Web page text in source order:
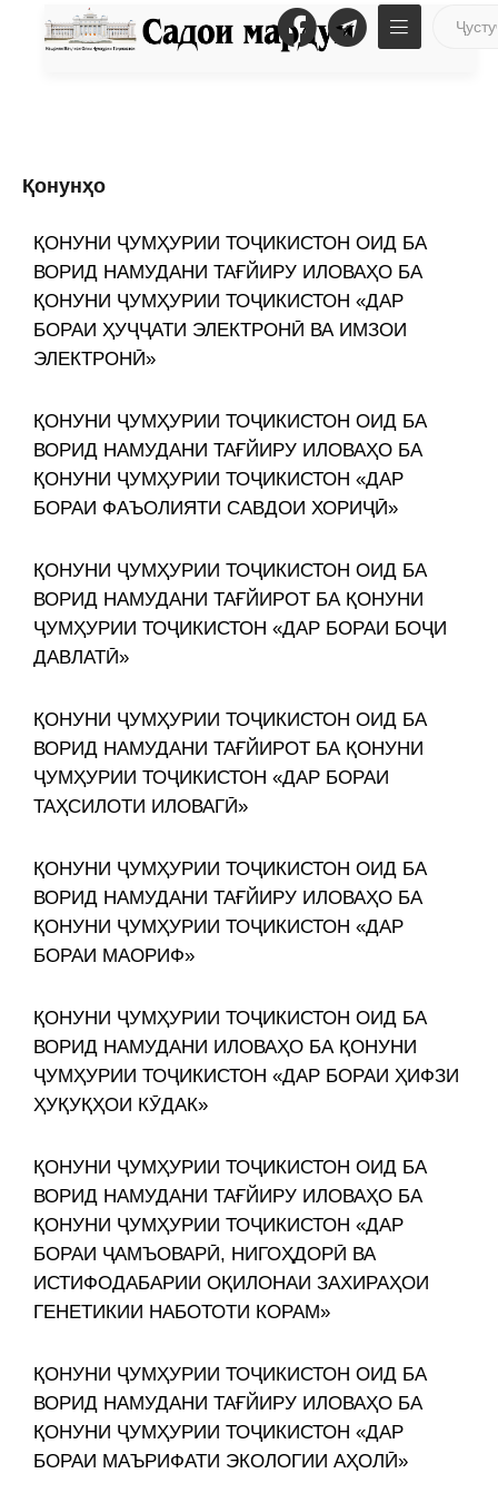
Қонунҳо
ҚОНУНИ ҶУМҲУРИИ ТОҶИКИСТОН ОИД БА
ВОРИД НАМУДАНИ ТАҒЙИРУ ИЛОВАҲО БА
ҚОНУНИ ҶУМҲУРИИ ТОҶИКИСТОН «ДАР
БОРАИ ҲУҶҶАТИ ЭЛЕКТРОНӢ ВА ИМЗОИ
ЭЛЕКТРОНӢ»
ҚОНУНИ ҶУМҲУРИИ ТОҶИКИСТОН ОИД БА
ВОРИД НАМУДАНИ ТАҒЙИРУ ИЛОВАҲО БА
ҚОНУНИ ҶУМҲУРИИ ТОҶИКИСТОН «ДАР
БОРАИ ФАЪОЛИЯТИ САВДОИ ХОРИҶӢ»
ҚОНУНИ ҶУМҲУРИИ ТОҶИКИСТОН ОИД БА
ВОРИД НАМУДАНИ ТАҒЙИРОТ БА ҚОНУНИ
ҶУМҲУРИИ ТОҶИКИСТОН «ДАР БОРАИ БОҶИ
ДАВЛАТӢ»
ҚОНУНИ ҶУМҲУРИИ ТОҶИКИСТОН ОИД БА
ВОРИД НАМУДАНИ ТАҒЙИРОТ БА ҚОНУНИ
ҶУМҲУРИИ ТОҶИКИСТОН «ДАР БОРАИ
ТАҲСИЛОТИ ИЛОВАГӢ»
ҚОНУНИ ҶУМҲУРИИ ТОҶИКИСТОН ОИД БА
ВОРИД НАМУДАНИ ТАҒЙИРУ ИЛОВАҲО БА
ҚОНУНИ ҶУМҲУРИИ ТОҶИКИСТОН «ДАР
БОРАИ МАОРИФ»
ҚОНУНИ ҶУМҲУРИИ ТОҶИКИСТОН ОИД БА
ВОРИД НАМУДАНИ ИЛОВАҲО БА ҚОНУНИ
ҶУМҲУРИИ ТОҶИКИСТОН «ДАР БОРАИ ҲИФЗИ
ҲУҚУҚҲОИ КӮДАК»
ҚОНУНИ ҶУМҲУРИИ ТОҶИКИСТОН ОИД БА
ВОРИД НАМУДАНИ ТАҒЙИРУ ИЛОВАҲО БА
ҚОНУНИ ҶУМҲУРИИ ТОҶИКИСТОН «ДАР
БОРАИ ҶАМЪОВАРӢ, НИГОҲДОРӢ ВА
ИСТИФОДАБАРИИ ОҚИЛОНАИ ЗАХИРАҲОИ
ГЕНЕТИКИИ НАБОТОТИ КОРАМ»
ҚОНУНИ ҶУМҲУРИИ ТОҶИКИСТОН ОИД БА
ВОРИД НАМУДАНИ ТАҒЙИРУ ИЛОВАҲО БА
ҚОНУНИ ҶУМҲУРИИ ТОҶИКИСТОН «ДАР
БОРАИ МАЪРИФАТИ ЭКОЛОГИИ АҲОЛӢ»